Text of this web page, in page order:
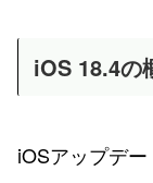
iOS 18.4の
iOSアップデ